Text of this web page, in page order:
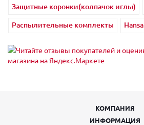
Защитные коронки(колпачок иглы)
Распылительные комплекты
Hansa
КОМПАНИЯ
ИНФОРМАЦИЯ